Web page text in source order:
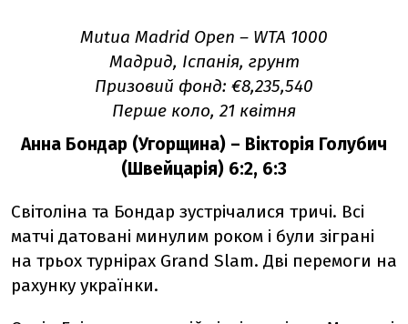
Mutua Madrid Open – WTA 1000
Мадрид, Іспанія, грунт
Призовий фонд: €8,235,540
Перше коло, 21 квітня
Анна Бондар (Угорщина) – Вікторія Голубич
(Швейцарія) 6:2, 6:3
Світоліна та Бондар зустрічалися тричі. Всі
матчі датовані минулим роком і були зіграні
на трьох турнірах Grand Slam. Дві перемоги на
рахунку українки.